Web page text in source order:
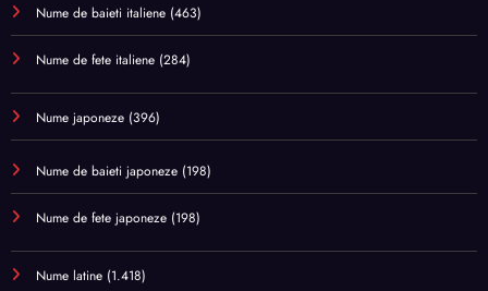
Nume de baieti italiene (463)
Nume de fete italiene (284)
Nume japoneze (396)
Nume de baieti japoneze (198)
Nume de fete japoneze (198)
Nume latine (1.418)